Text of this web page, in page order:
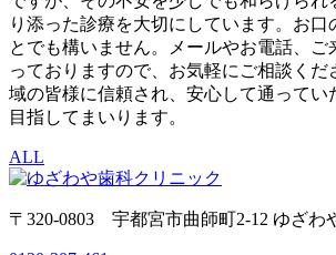
り添った診療を大切にしています。お口
とでも構いません。メールやお電話、ご
っておりますので、お気軽にご相談くだ
域の皆様に信頼され、安心して通ってい
目指してまいります。
ALL
〒320-0803 宇都宮市曲師町2-12 ゆざわ